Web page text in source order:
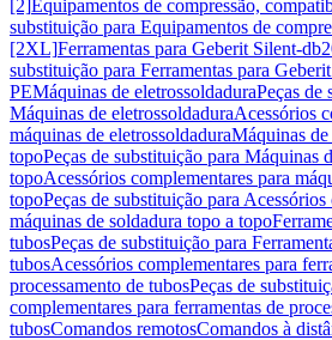
[2]Equipamentos de compressão,
substituição para Equipamentos de
[2XL]Ferramentas para Geberit Silent-
substituição para Ferramentas para
PEMáquinas de eletrossoldaduraPeças de
Máquinas de eletrossoldaduraAcessórios
máquinas de eletrossoldaduraMáquinas
topoPeças de substituição para Máquinas
topoAcessórios complementares para
topoPeças de substituição para
máquinas de soldadura topo a topo
tubosPeças de substituição para
tubosAcessórios complementares para
processamento de tubosPeças de
complementares para ferramentas de
tubosComandos remotosComandos à